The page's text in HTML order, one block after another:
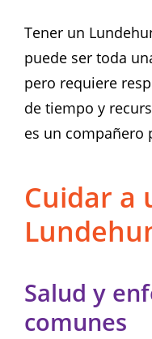
Tener un
puede ser toda
pero requiere
de tiempo y
es un compañero
Cuidar a
Salud y
comunes